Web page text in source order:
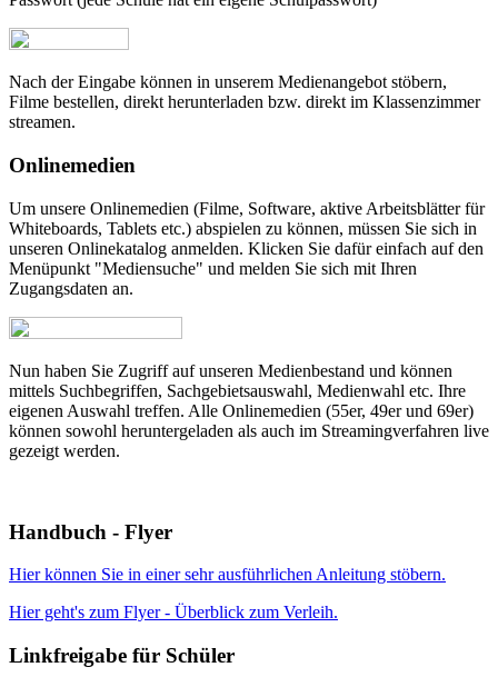
Nach der Eingabe können in unserem Medienangebot stöbern,
Filme bestellen, direkt herunterladen bzw. direkt im Klassenzimmer
streamen.
Onlinemedien
Um unsere Onlinemedien (Filme, Software, aktive Arbeitsblätter für
Whiteboards, Tablets etc.) abspielen zu können, müssen Sie sich in
unseren Onlinekatalog anmelden. Klicken Sie dafür einfach auf den
Menüpunkt "Mediensuche" und melden Sie sich mit Ihren
Zugangsdaten an.
Nun haben Sie Zugriff auf unseren Medienbestand und können
mittels Suchbegriffen, Sachgebietsauswahl, Medienwahl etc. Ihre
eigenen Auswahl treffen. Alle Onlinemedien (55er, 49er und 69er)
können sowohl heruntergeladen als auch im Streamingverfahren live
gezeigt werden.
Handbuch - Flyer
Hier können Sie in einer sehr ausführlichen Anleitung stöbern.
Hier geht's zum Flyer - Überblick zum Verleih.
Linkfreigabe für Schüler